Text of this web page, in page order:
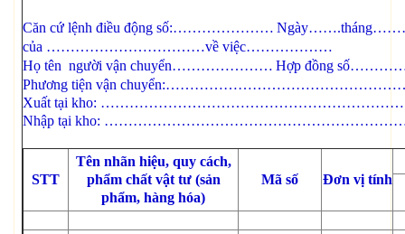
Căn cứ lệnh điều động số:…………………
của ……………………………về việc………………
Họ tên người vận chuyển………………… Hợp đồng
Phương tiện vận
Xuất tại kho:
Nhập tại kho:
STT
Tên nhãn hiệu, quy cách,
phẩm chất vật tư (sản
phẩm, hàng hóa)
Mã số Đơn vị tính